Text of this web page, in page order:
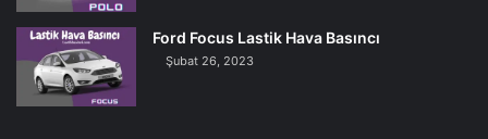
Ford Focus Lastik Hava Basıncı
Şubat 26, 2023